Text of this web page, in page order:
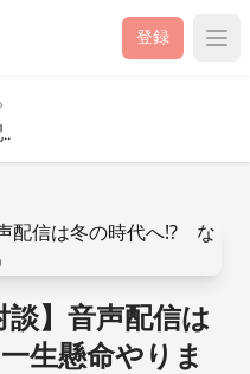
登録
談】音声配信は
生懸命やりま